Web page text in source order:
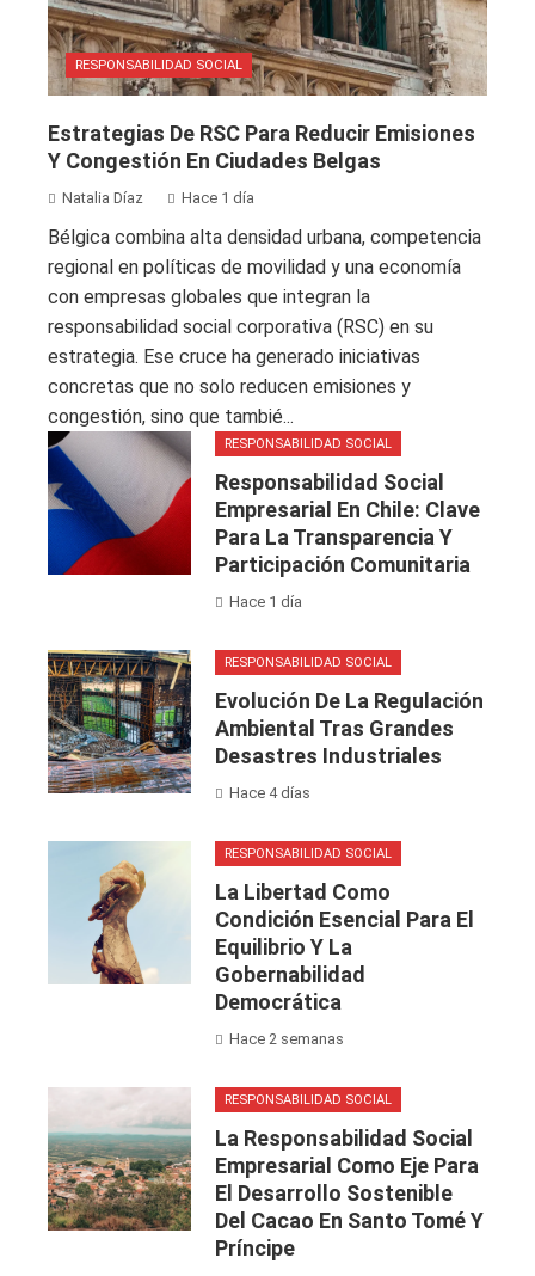
RESPONSABILIDAD SOCIAL
Estrategias De RSC Para Reducir Emisiones
Y Congestión En Ciudades Belgas
Natalia Díaz Hace 1 día
Bélgica combina alta densidad urbana, competencia
regional en políticas de movilidad y una economía
con empresas globales que integran la
responsabilidad social corporativa (RSC) en su
estrategia. Ese cruce ha generado iniciativas
concretas que no solo reducen emisiones y
congestión, sino que tambié...
RESPONSABILIDAD SOCIAL
Responsabilidad Social
Empresarial En Chile: Clave
Para La Transparencia Y
Participación Comunitaria
Hace 1 día
RESPONSABILIDAD SOCIAL
Evolución De La Regulación
Ambiental Tras Grandes
Desastres Industriales
Hace 4 días
RESPONSABILIDAD SOCIAL
La Libertad Como
Condición Esencial Para El
Equilibrio Y La
Gobernabilidad
Democrática
Hace 2 semanas
RESPONSABILIDAD SOCIAL
La Responsabilidad Social
Empresarial Como Eje Para
El Desarrollo Sostenible
Del Cacao En Santo Tomé Y
Príncipe